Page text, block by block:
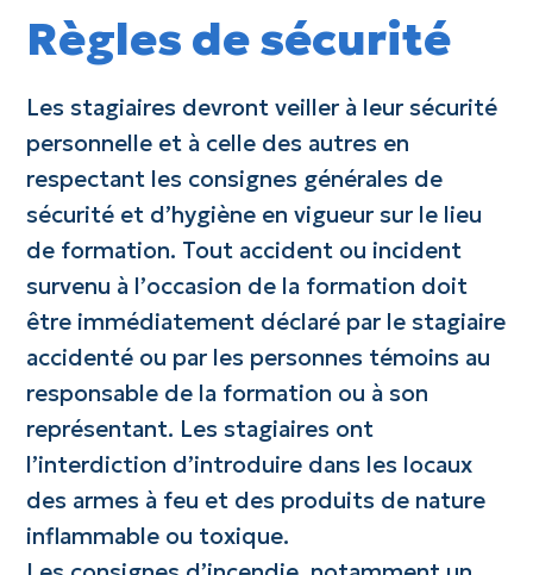
Règles de sécurité
Les stagiaires devront veiller à leur sécurité
personnelle et à celle des autres en
respectant les consignes générales de
sécurité et d’hygiène en vigueur sur le lieu
de formation. Tout accident ou incident
survenu à l’occasion de la formation doit
être immédiatement déclaré par le stagiaire
accidenté ou par les personnes témoins au
responsable de la formation ou à son
représentant. Les stagiaires ont
l’interdiction d’introduire dans les locaux
des armes à feu et des produits de nature
inflammable ou toxique.